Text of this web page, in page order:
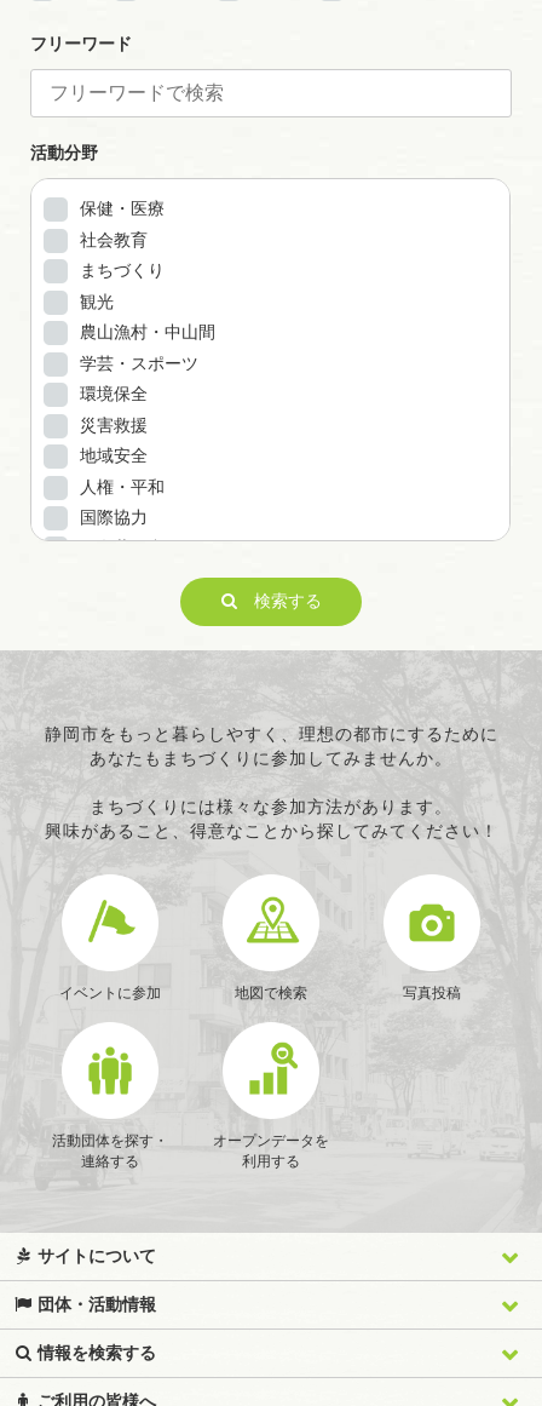
フリーワード
活動分野
保健・医療
社会教育
まちづくり
観光
農山漁村・中山間
学芸・スポーツ
環境保全
災害救援
地域安全
人権・平和
国際協力
子どもの健全育成
消費者保護
連絡・助言・援助
条例で定める活動
検索する
静岡市をもっと暮らしやすく、理想の都市にするために
あなたもまちづくりに参加してみませんか。
まちづくりには様々な参加方法があります。
興味があること、得意なことから探してみてください！
イベントに参加 地図で検索 写真投稿
活動団体を探す・
連絡する
オープンデータを
利用する
サイトについて
団体・活動情報
情報を検索する
ご利用の皆様へ